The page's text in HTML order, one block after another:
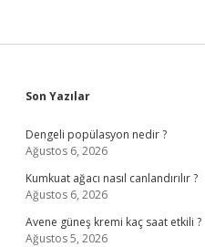
Sidebar
Son Yazılar
Dengeli popülasyon nedir ?
Ağustos 6, 2026
Kumkuat ağacı nasıl canlandırılır ?
Ağustos 6, 2026
Avene güneş kremi kaç saat etkili ?
Ağustos 5, 2026